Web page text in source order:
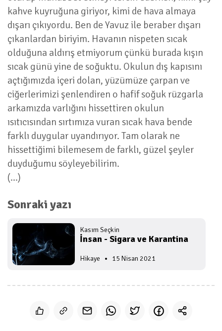
kahve kuyruğuna giriyor, kimi de hava almaya
dışarı çıkıyordu. Ben de Yavuz ile beraber dışarı
çıkanlardan biriyim. Havanın nispeten sıcak
olduğuna aldırış etmiyorum çünkü burada kışın
sıcak günü yine de soğuktu. Okulun dış kapısını
açtığımızda içeri dolan, yüzümüze çarpan ve
ciğerlerimizi şenlendiren o hafif soğuk rüzgarla
arkamızda varlığını hissettiren okulun
ısıtıcısından sırtımıza vuran sıcak hava bende
farklı duygular uyandırıyor. Tam olarak ne
hissettiğimi bilemesem de farklı, güzel şeyler
duyduğumu söyleyebilirim.
(...)
Sonraki yazı